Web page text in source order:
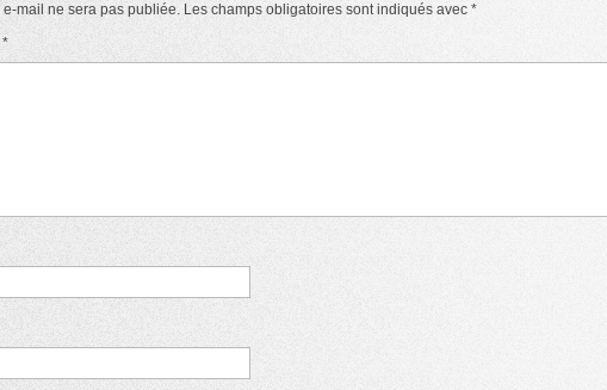
e-mail ne sera pas publiée. Les champs obligatoires sont indiqués avec *
*